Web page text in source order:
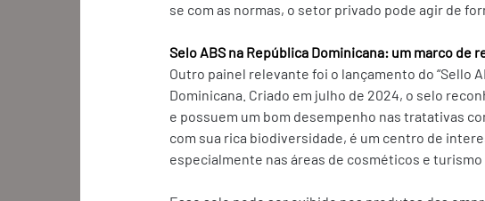
se com as normas, o setor privado pode agir de
Selo ABS na República Dominicana: um marco de
Outro painel relevante foi o lançamento do “Sello
Dominicana. Criado em julho de 2024, o selo
e possuem um bom desempenho nas tratativas
com sua rica biodiversidade, é um centro de
especialmente nas áreas de cosméticos e turismo